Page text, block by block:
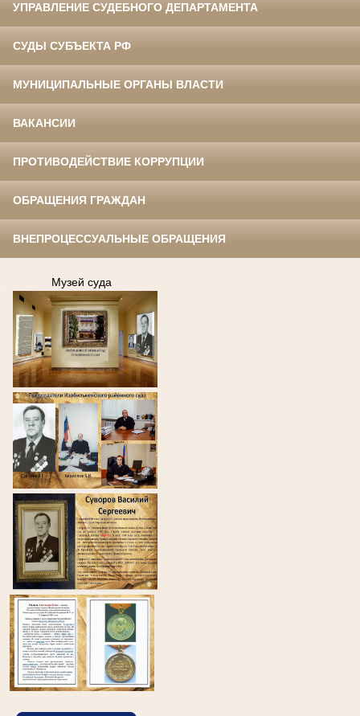
УПРАВЛЕНИЕ СУДЕБНОГО ДЕПАРТАМЕНТА
СУДЫ СУБЪЕКТА РФ
МУНИЦИПАЛЬНЫЕ ОРГАНЫ ВЛАСТИ
ВАКАНСИИ
ПРОТИВОДЕЙСТВИЕ КОРРУПЦИИ
ОБРАЩЕНИЯ ГРАЖДАН
ВНЕПРОЦЕССУАЛЬНЫЕ ОБРАЩЕНИЯ
Музей суда